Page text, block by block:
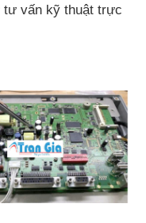
tư vấn kỹ thuật trực